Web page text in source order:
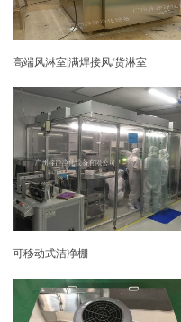
高端风淋室|满焊接风/货淋室
可移动式洁净棚